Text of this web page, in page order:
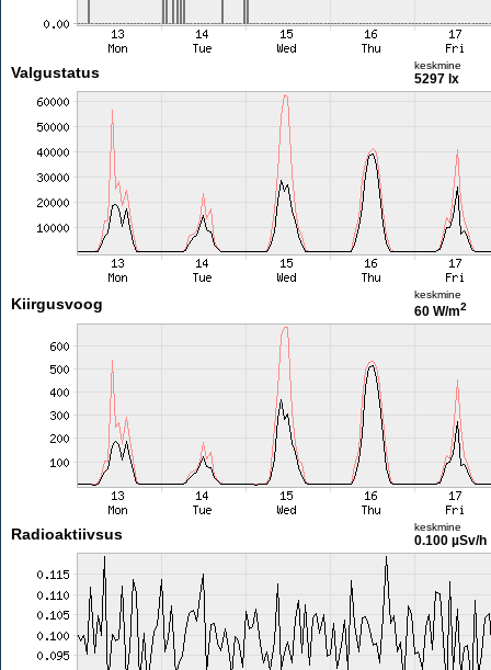
Valgustatus keskmine
5297 lx
Kiirgusvoog
keskmine
60 W/m2
Radioaktiivsus keskmine
0.100 µSv/h